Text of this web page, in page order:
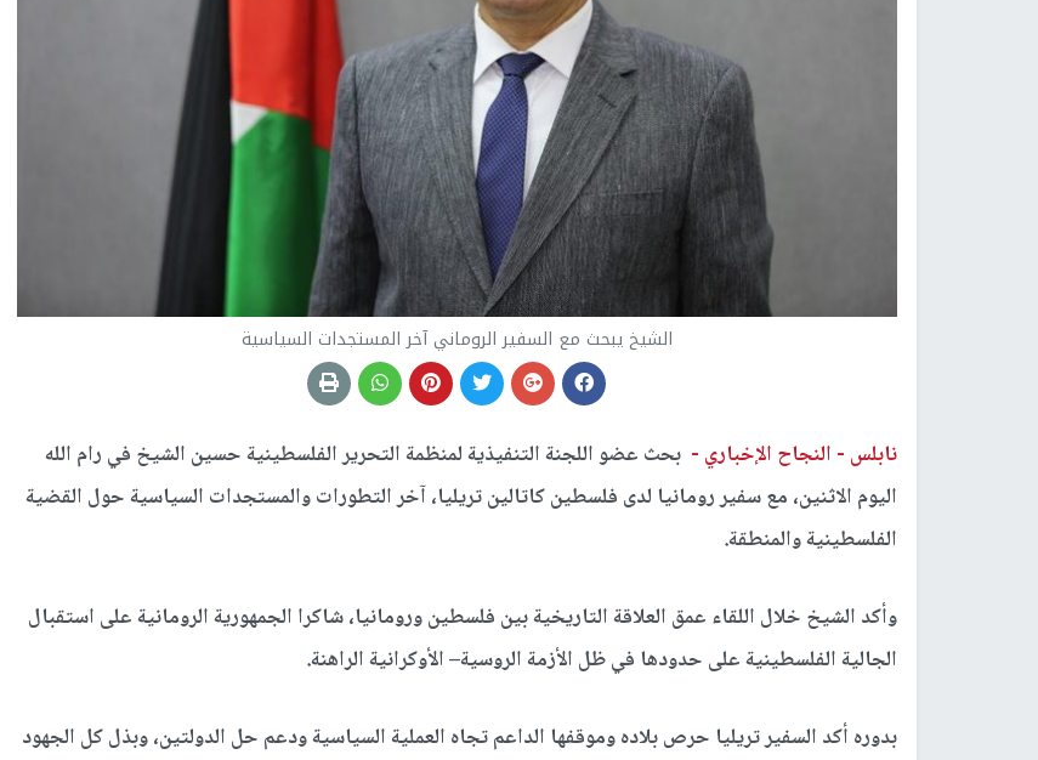
الشيخ يبحث مع السفير الروماني آخر المستجدات السياسية
نابلس - النجاح الإخباري - بحث عضو اللجنة التنفيذية لمنظمة التحرير الفلسطينية حسين الشيخ في رام الله
اليوم الاثنين، مع سفير رومانيا لدى فلسطين كاتالين تريليا، آخر التطورات والمستجدات السياسية حول القضية
الفلسطينية والمنطقة.
وأكد الشيخ خلال اللقاء عمق العلاقة التاريخية بين فلسطين ورومانيا، شاكرا الجمهورية الرومانية على استقبال
الجالية الفلسطينية على حدودها في ظل الأزمة الروسية– الأوكرانية الراهنة.
بدوره أكد السفير تريليا حرص بلاده وموقفها الداعم تجاه العملية السياسية ودعم حل الدولتين، وبذل كل الجهود